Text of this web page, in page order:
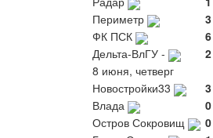
Периметр
3
ФК ПСК
6
Дельта-ВлГУ -
2
8 июня, четверг
Новостройки33
3
Влада
0
Остров Сокровищ
0